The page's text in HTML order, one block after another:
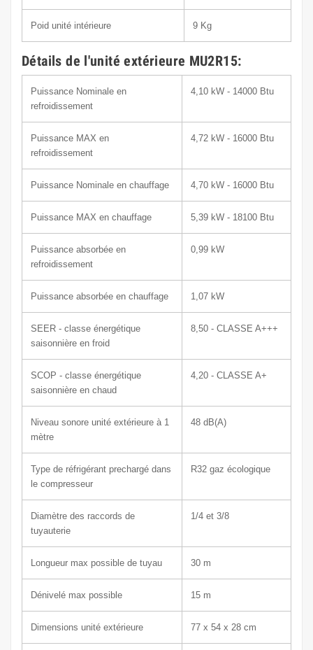
Poid unité intérieure 9 Kg
Détails de l'unité extérieure MU2R15:
Puissance Nominale en
refroidissement
4,10 kW - 14000 Btu
Puissance MAX en
refroidissement
4,72 kW - 16000 Btu
Puissance Nominale en chauffage 4,70 kW - 16000 Btu
Puissance MAX en chauffage 5,39 kW - 18100 Btu
Puissance absorbée en
refroidissement
0,99 kW
Puissance absorbée en chauffage 1,07 kW
SEER - classe énergétique
saisonnière en froid
8,50 - CLASSE A+++
SCOP - classe énergétique
saisonnière en chaud
4,20 - CLASSE A+
Niveau sonore unité extérieure à 1
mètre
48 dB(A)
Type de réfrigérant prechargé dans
le compresseur
R32 gaz écologique
Diamètre des raccords de
tuyauterie
1/4 et 3/8
Longueur max possible de tuyau 30 m
Dénivelé max possible 15 m
Dimensions unité extérieure 77 x 54 x 28 cm